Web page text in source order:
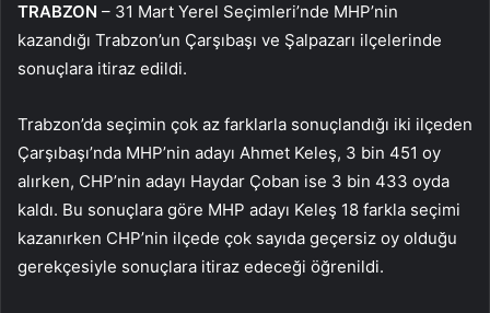
TRABZON – 31 Mart Yerel Seçimleri’nde MHP’nin
kazandığı Trabzon’un Çarşıbaşı ve Şalpazarı ilçelerinde
sonuçlara itiraz edildi.
Trabzon’da seçimin çok az farklarla sonuçlandığı iki ilçeden
Çarşıbaşı’nda MHP’nin adayı Ahmet Keleş, 3 bin 451 oy
alırken, CHP’nin adayı Haydar Çoban ise 3 bin 433 oyda
kaldı. Bu sonuçlara göre MHP adayı Keleş 18 farkla seçimi
kazanırken CHP’nin ilçede çok sayıda geçersiz oy olduğu
gerekçesiyle sonuçlara itiraz edeceği öğrenildi.